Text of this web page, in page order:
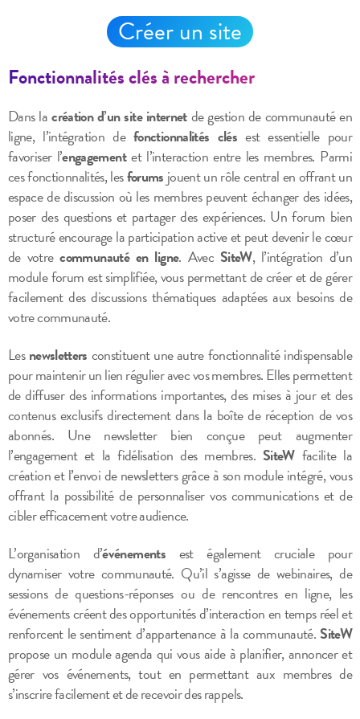
Créer un site
Fonctionnalités clés à rechercher
Dans lacréation d’un site internetde gestion de communauté en
ligne, l’intégration defonctionnalités clés est essentielle pour
favoriser l’engagementet l’interaction entre les membres. Parmi
ces fonctionnalités, lesforums jouent un rôle central en offrant un
espace de discussion où les membres peuvent échanger des idées,
poser des questions et partager des expériences. Un forum bien
structuré encourage la participation active et peut devenir le cœur
de votrecommunauté en ligne. Avec SiteW, l’intégration d’un
module forum est simplifiée, vous permettant de créer et de gérer
facilement des discussions thématiques adaptées aux besoins de
votre communauté.
Lesnewsletters constituent une autre fonctionnalité indispensable
pour maintenir un lien régulier avec vos membres. Elles permettent
de diffuser des informations importantes, des mises à jour et des
contenus exclusifs directement dans la boîte de réception de vos
abonnés. Une newsletter bien conçue peut augmenter
l’engagement et la fidélisation des membres. SiteWfacilite la
création et l’envoi de newsletters grâce à son module intégré, vous
offrant la possibilité de personnaliser vos communications et de
cibler efficacement votre audience.
L’organisation d’événementsest également cruciale pour
dynamiser votre communauté. Qu’il s’agisse de webinaires, de
sessions de questions-réponses ou de rencontres en ligne, les
événements créent des opportunités d’interaction en temps réel et
renforcent le sentiment d’appartenance à la communauté. SiteW
propose un module agenda qui vous aide à planifier, annoncer et
gérer vos événements, tout en permettant aux membres de
s’inscrire facilement et de recevoir des rappels.